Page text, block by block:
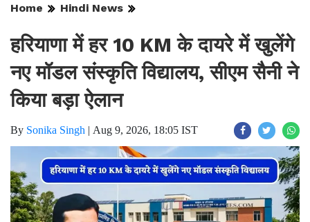
Home Hindi News
हरियाणा में हर 10 KM के दायरे में खुलेंगे
नए मॉडल संस्कृति विद्यालय, सीएम सैनी ने
किया बड़ा ऐलान
By Sonika Singh | Aug 9, 2026, 18:05 IST